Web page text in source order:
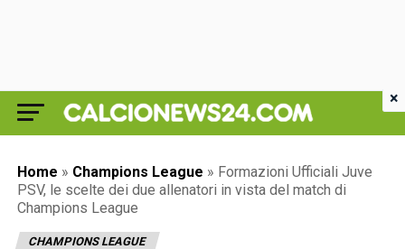
Home » Champions League » Formazioni Ufficiali Juve
PSV, le scelte dei due allenatori in vista del match di
Champions League
CHAMPIONS LEAGUE
×